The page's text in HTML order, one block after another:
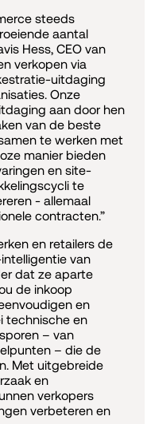
steeds
aantal
Hess, CEO van
verkopen via
uitdaging
Onze
aan door hen
van de beste
te werken met
manier bieden
en site-
te
- allemaal
contracten.”
en retailers de
van
dat ze aparte
de inkoop
en
technische en
– van
– die de
Met uitgebreide
en
verkopers
verbeteren en